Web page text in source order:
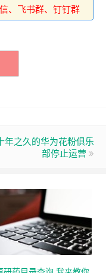
、飞书群、钉钉群
年之久的华为花粉俱乐
部停止运营